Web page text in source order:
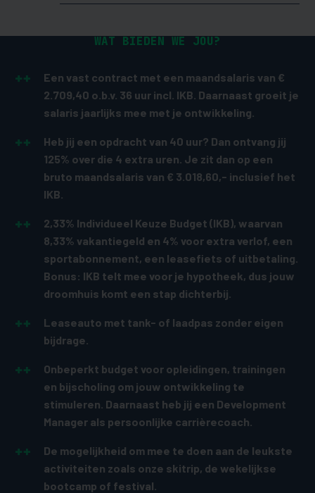
WAT BIEDEN WE JOU?
Een vast contract met een maandsalaris van €
2.709,40 o.b.v. 36 uur incl. IKB. Daarnaast groeit je
salaris jaarlijks mee met je ontwikkeling.
Heb jij een opdracht van 40 uur? Dan ontvang jij
125% over die 4 extra uren. Je zit dan op een
bruto maandsalaris van € 3.018,60,- inclusief het
IKB.
2,33% Individueel Keuze Budget (IKB), waarvan
8,33% vakantiegeld en 4% voor extra verlof, een
sportabonnement, een leasefiets of uitbetaling.
Bonus: IKB telt mee voor je hypotheek, dus jouw
droomhuis komt een stap dichterbij.
Leaseauto met tank- of laadpas zonder eigen
bijdrage.
Onbeperkt budget voor opleidingen, trainingen
en bijscholing om jouw ontwikkeling te
stimuleren. Daarnaast heb jij een Development
Manager als persoonlijke carrièrecoach.
De mogelijkheid om mee te doen aan de leukste
activiteiten zoals onze skitrip, de wekelijkse
bootcamp of festival.